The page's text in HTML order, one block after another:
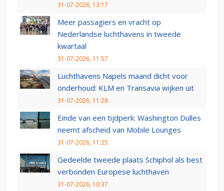
31-07-2026, 13:17
Meer passagiers en vracht op
Nederlandse luchthavens in tweede
kwartaal
31-07-2026, 11:57
Luchthavens Napels maand dicht voor
onderhoud: KLM en Transavia wijken uit
31-07-2026, 11:28
Einde van een tijdperk: Washington Dulles
neemt afscheid van Mobile Lounges
31-07-2026, 11:25
Gedeelde tweede plaats Schiphol als best
verbonden Europese luchthaven
31-07-2026, 10:37